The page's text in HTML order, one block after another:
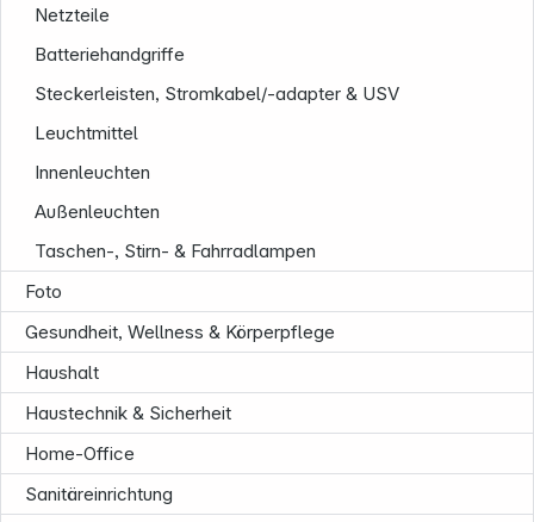
Netzteile
Batteriehandgriffe
Steckerleisten, Stromkabel/-adapter & USV
Leuchtmittel
Innenleuchten
Außenleuchten
Taschen-, Stirn- & Fahrradlampen
Foto
Gesundheit, Wellness & Körperpflege
Haushalt
Haustechnik & Sicherheit
Home-Office
Sanitäreinrichtung